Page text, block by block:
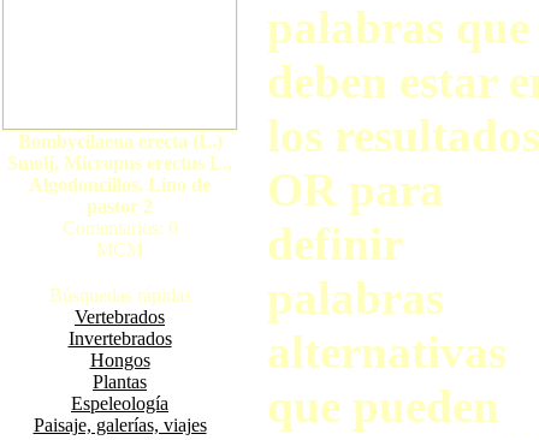
Bombycilaena erecta (L.)
Smolj, Micropus erectus L.,
Algodoncillos, Lino de
pastor 2
Comentarios: 0
MCM
Búsquedas rápidas
Vertebrados
Invertebrados
Hongos
Plantas
Espeleología
Paisaje, galerías, viajes
palabras que
deben estar
los
OR para
definir
palabras
alternativas
que pueden